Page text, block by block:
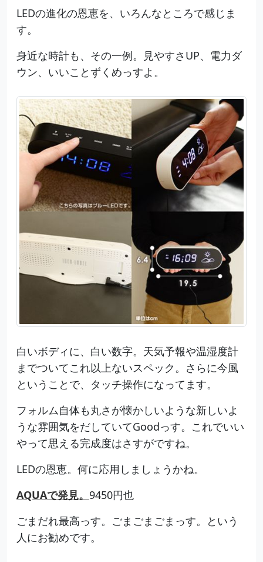
LEDの進化の恩恵を、いろんなところで感じま
す。
身近な時計も、その一例。見やすさUP、電力ダ
ウン、いいことずくめっすよ。
白いボディに、白い数字。天気予報や温湿度計
までついてこれ以上ないスペック。さらに今風
ということで、タッチ操作になってます。
フォルム自体も丸さが懐かしいような新しいよ
うな雰囲気をだしていてGoodっす。これでいい
やって思える完成度はさすがですね。
LEDの恩恵。何に応用しましょうかね。
AQUAで発見。 9450円也
ごまだれ最高っす。ごまごまごまっす。という
人にお勧めです。